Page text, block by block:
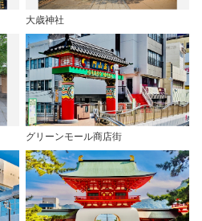
大歳神社
グリーンモール商店街